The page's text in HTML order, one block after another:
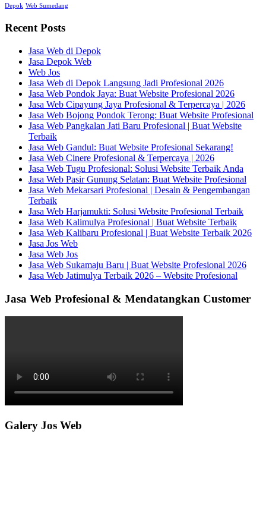
Depok Web Sumedang
Recent Posts
Jasa Web di Depok
Jasa Depok Web
Web Jos
Jasa Web di Depok Langsung Jadi Profesional 2026
Jasa Web Pondok Jaya: Buat Website Profesional 2026
Jasa Web Cipayung Jaya Profesional & Terpercaya | 2026
Jasa Web Bojong Pondok Terong: Buat Website Profesional
Jasa Web Pangkalan Jati Baru Profesional | Buat Website
Terbaik
Jasa Web Gandul: Buat Website Profesional Sekarang!
Jasa Web Cinere Profesional & Terpercaya | 2026
Jasa Web Tugu Profesional: Solusi Website Terbaik Anda
Jasa Web Pasir Gunung Selatan: Buat Website Profesional
Jasa Web Mekarsari Profesional | Desain & Pengembangan
Terbaik
Jasa Web Harjamukti: Solusi Website Profesional Terbaik
Jasa Web Kalimulya Profesional | Buat Website Terbaik
Jasa Web Kalibaru Profesional | Buat Website Terbaik 2026
Jasa Jos Web
Jasa Web Jos
Jasa Web Sukamaju Baru | Buat Website Profesional 2026
Jasa Web Jatimulya Terbaik 2026 – Website Profesional
Jasa Web Profesional & Mendatangkan Customer
Galery Jos Web